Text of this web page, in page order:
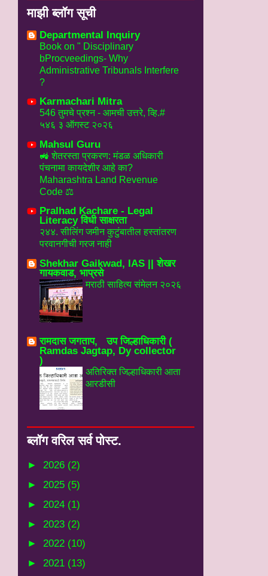
माझी ब्लॉग सूची
Departmental Inquiry
Book on " Disciplinary
bProcveedings- Why
Administrative Tribunals Interfere
?
Karmachari Mitra
546 तुमचे प्रश्न - आमची उत्तरे, व्हि.#
५४६ ३ ऑगस्ट २०२६
Mahsul Guru
🚜 शेतरस्ता प्रकरण: मंडळ अधिकारी
पंचनामा कायदेशीर आहे का?
Maharashtra Land Revenue
Code ⚖️
Pralhad Kachare - Legal
Literacy विधी साक्षरता
२४४. सीलिंग जमीन कुटुंबातील हस्तांतरण
परवानगीची गरज नाही
Shekhar Gaikwad, IAS || शेखर
गायकवाड, भाप्रसे
मराठी साहित्य संमेलन २०२६
रामदास जगताप, उप जिल्हाधिकारी (
Ramdas Jagtap, Dy collector
)
अतिरिक्त जिल्हाधिकारी आता
आरडीसी
ब्‍लॉग वरिल सर्व पोस्‍ट.
► 2026 (2)
► 2025 (5)
► 2024 (1)
► 2023 (2)
► 2022 (10)
► 2021 (13)